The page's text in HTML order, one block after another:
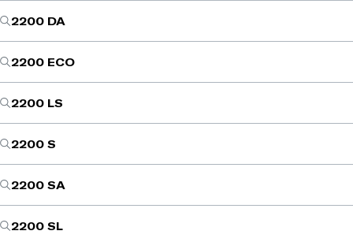
2200 DA
2200 ECO
2200 LS
2200 S
2200 SA
2200 SL